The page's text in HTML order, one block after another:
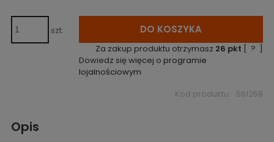
szt. DO KOSZYKA
Za zakup produktu otrzymasz 26 pkt [ ? ]
Dowiedz się więcej o programie
lojalnościowym
Kod produktu: 561258
Opis